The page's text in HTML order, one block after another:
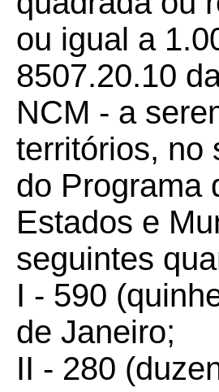
ou igual a
8507.20.10
NCM - a
territórios, no
do Programa
Estados e
seguintes
I - 590
de Janeiro;
II - 280